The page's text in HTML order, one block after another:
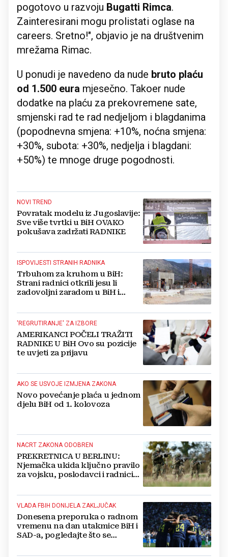
pogotovo u razvoju Bugatti Rimca.
Zainteresirani mogu prolistati oglase na
careers. Sretno!", objavio je na društvenim
mrežama Rimac.
U ponudi je navedeno da nude bruto plaću
od 1.500 eura mjesečno. Takoer nude
dodatke na plaću za prekovremene sate,
smjenski rad te rad nedjeljom i blagdanima
(popodnevna smjena: +10%, noćna smjena:
+30%, subota: +30%, nedjelja i blagdani:
+50%) te mnoge druge pogodnosti.
NOVI TREND
Povratak modelu iz Jugoslavije:
Sve više tvrtki u BiH OVAKO
pokušava zadržati RADNIKE
ISPOVIJESTI STRANIH RADNIKA
Trbuhom za kruhom u BiH:
Strani radnici otkrili jesu li
zadovoljni zaradom u BiH i
OBITELJI
'REGRUTIRANJE' ZA IZBORE
AMERIKANCI POČELI TRAŽITI
RADNIKE U BiH Ovo su pozicije
te uvjeti za prijavu
AKO SE USVOJE IZMJENA ZAKONA
Novo povećanje plaća u jednom
djelu BiH od 1. kolovoza
NACRT ZAKONA ODOBREN
PREKRETNICA U BERLINU:
Njemačka ukida ključno pravilo
za vojsku, poslodavci i radnici
VLADA FBIH DONIJELA ZAKLJUČAK
Donesena preporuka o radnom
vremenu na dan utakmice BiH i
SAD-a, pogledajte što se